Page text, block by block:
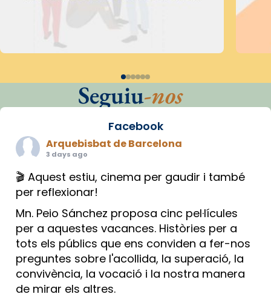
Seguiu-nos
Facebook
Arquebisbat de Barcelona
3 days ago
🎬 Aquest estiu, cinema per gaudir i també
per reflexionar!
Mn. Peio Sánchez proposa cinc pel·lícules
per a aquestes vacances. Històries per a
tots els públics que ens conviden a fer-nos
preguntes sobre l'acollida, la superació, la
convivència, la vocació i la nostra manera
de mirar els altres.